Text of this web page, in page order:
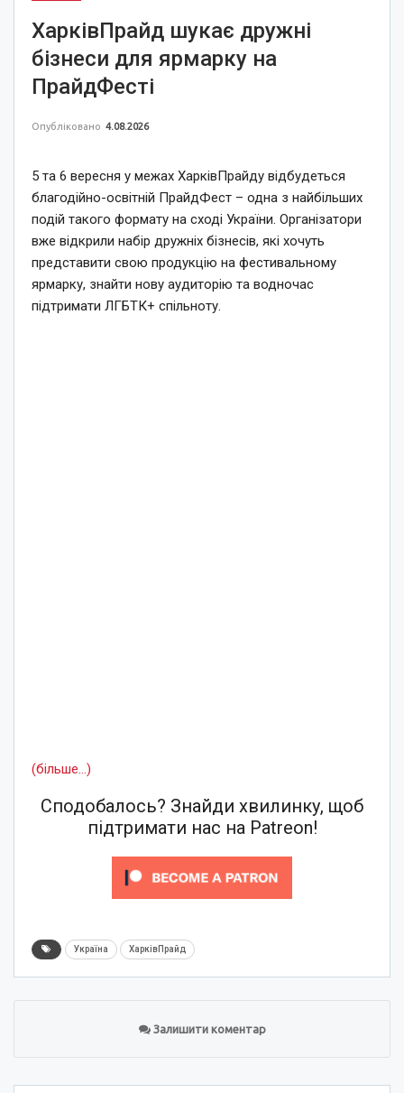
ХарківПрайд шукає дружні
бізнеси для ярмарку на
ПрайдФесті
Опубліковано 4.08.2026
5 та 6 вересня у межах ХарківПрайду відбудеться
благодійно-освітній ПрайдФест – одна з найбільших
подій такого формату на сході України. Організатори
вже відкрили набір дружніх бізнесів, які хочуть
представити свою продукцію на фестивальному
ярмарку, знайти нову аудиторію та водночас
підтримати ЛГБТК+ спільноту.
(більше…)
Сподобалось? Знайди хвилинку, щоб
підтримати нас на Patreon!
Україна ХарківПрайд
Залишити коментар